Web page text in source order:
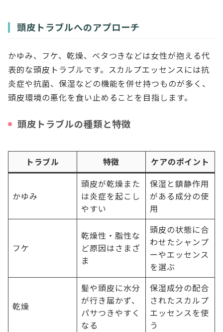
頭皮トラブルへのアプローチ
かゆみ、フケ、乾燥、ベタつきなどは女性が抱える代
表的な頭皮トラブルです。スカルプエッセンスには抗
炎症や抗菌、保湿などの機能を併せ持つものが多く、
頭皮環境の悪化を食い止めることを目指します。
頭皮トラブルの種類と特徴
トラブル 特徴 ケアのポイント
かゆみ
頭皮が乾燥また
は炎症を起こし
やすい
保湿と鎮静作用
がある成分の使
用
フケ
乾燥性・脂性な
ど原因はさまざ
ま
頭皮の状態に合
わせたシャンプ
ーやエッセンス
を選ぶ
乾燥
髪や頭皮に水分
が行き届かず、
パサつきやすく
なる
保湿成分の配合
されたスカルプ
エッセンスを使
う